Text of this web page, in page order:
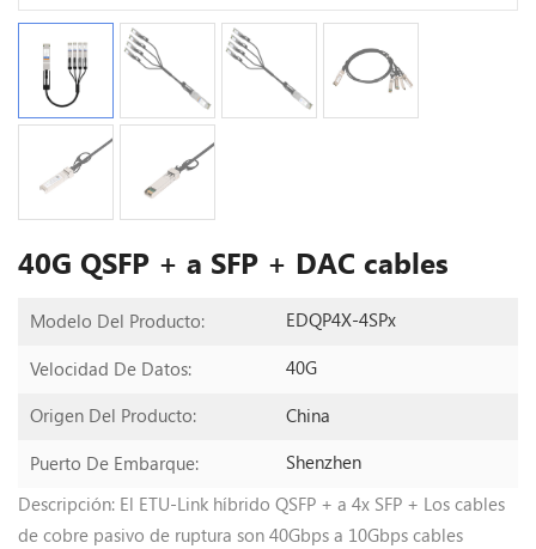
40G QSFP + a SFP + DAC cables
Modelo Del Producto: EDQP4X-4SPx
Velocidad De Datos: 40G
Origen Del Producto: China
Puerto De Embarque:
Shenzhen
Descripción: El ETU-Link híbrido QSFP + a 4x SFP + Los cables
de cobre pasivo de ruptura son 40Gbps a 10Gbps cables